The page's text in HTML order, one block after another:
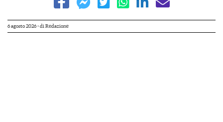
6 agosto 2026- di Redazione